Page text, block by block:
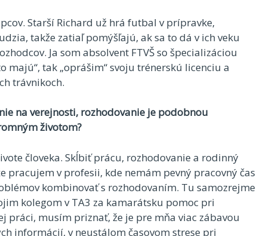
Starší Richard už hrá futbal v prípravke,
takže zatiaľ pomýšľajú, ak sa to dá v ich veku
Ja som absolvent FTVŠ so špecializáciou
majú“, tak „oprášim“ svoju trénerskú licenciu a
trávnikoch.
na verejnosti, rozhodovanie je podobnou
životom?
človeka. Skĺbiť prácu, rozhodovanie a rodinný
pracujem v profesii, kde nemám pevný pracovný čas
kombinovať s rozhodovaním. Tu samozrejme
kolegom v TA3 za kamarátsku pomoc pri
práci, musím priznať, že je pre mňa viac zábavou
informácií, v neustálom časovom strese pri